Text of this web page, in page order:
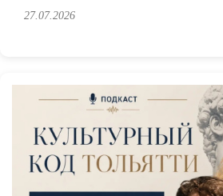
27.07.2026